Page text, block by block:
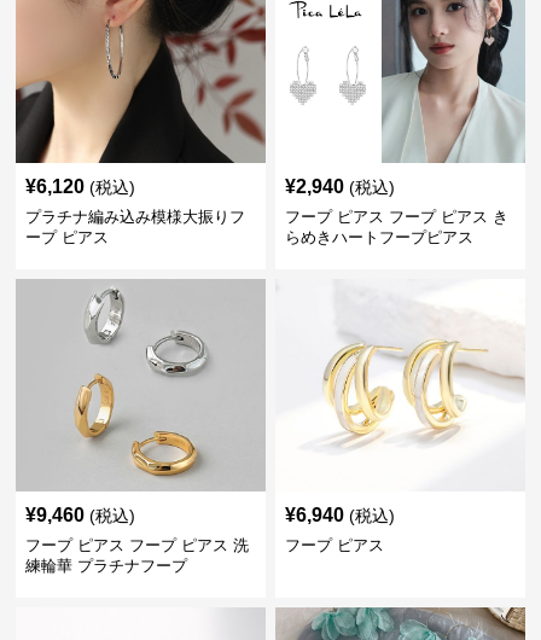
¥6,120 (税込)
プラチナ編み込み模様大振りフ
ープ ピアス
¥2,940 (税込)
フープ ピアス フープ ピアス き
らめきハートフープピアス
¥9,460 (税込)
フープ ピアス フープ ピアス 洗
練輪華 プラチナフープ
¥6,940 (税込)
フープ ピアス